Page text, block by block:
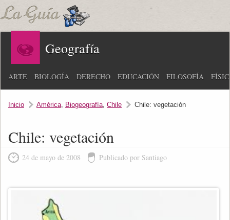
Geografía
ARTE BIOLOGÍA DERECHO EDUCACIÓN FILOSOFÍA
Inicio América, Biogeografía, Chile Chile: vegetación
Chile: vegetación
24 de mayo de 2008 Publicado por Santiago